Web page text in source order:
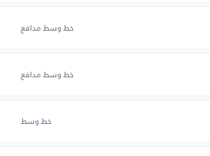
خط وسط مدافع
خط وسط مدافع
خط وسط